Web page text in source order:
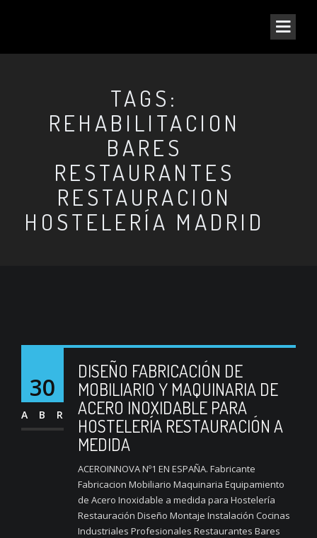
TAGS:
REHABILITACION
BARES
RESTAURANTES
RESTAURACION
HOSTELERÍA MADRID
30
ABR
DISEÑO FABRICACIÓN DE
MOBILIARIO Y MAQUINARIA DE
ACERO INOXIDABLE PARA
HOSTELERÍA RESTAURACIÓN A
MEDIDA
ACEROINNOVA Nº1 EN ESPAÑA. Fabricante
Fabricacion Mobiliario Maquinaria Equipamiento
de Acero Inoxidable a medida para Hostelería
Restauración Diseño Montaje Instalación Cocinas
Industriales Profesionales Restaurantes Bares